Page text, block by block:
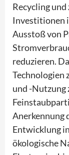
Recycling
Investitionen
Ausstoß von
reduzieren.
Technologien
und -Nutzung
Anerkennung
Entwicklung
ökologische